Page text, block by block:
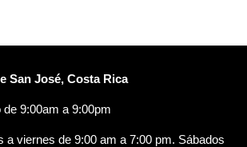
San José, Costa Rica
9:00am a 9:00pm
a viernes de 9:00 am a 7:00 pm. Sábados